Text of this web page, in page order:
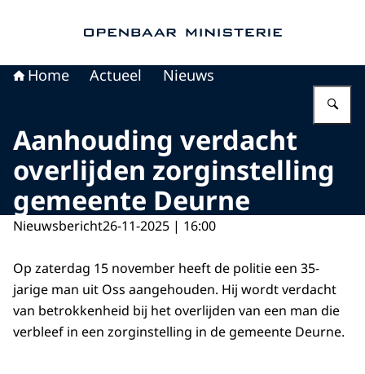
Home Actueel Nieuws
Aanhouding verdacht
overlijden zorginstelling
gemeente Deurne
Nieuwsbericht26-11-2025 | 16:00
Op zaterdag 15 november heeft de politie een 35-
jarige man uit Oss aangehouden. Hij wordt verdacht
van betrokkenheid bij het overlijden van een man die
verbleef in een zorginstelling in de gemeente Deurne.